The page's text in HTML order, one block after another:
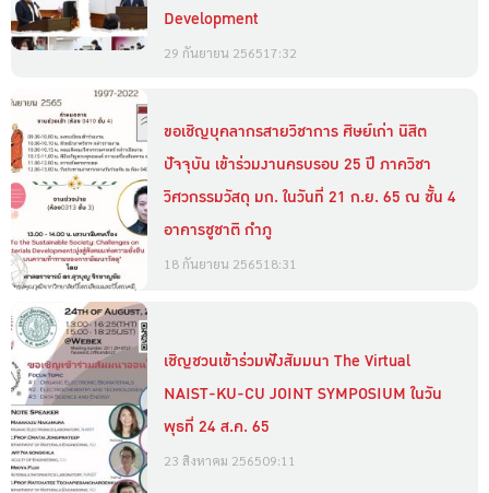
Development
29 กันยายน 256517:32
ขอเชิญบุคลากรสายวิชาการ ศิษย์เก่า นิสิต
ปัจจุบัน เข้าร่วมงานครบรอบ 25 ปี ภาควิชา
วิศวกรรมวัสดุ มก. ในวันที่ 21 ก.ย. 65 ณ ชั้น 4
อาคารชูชาติ กำภู
18 กันยายน 256518:31
เชิญชวนเข้าร่วมฟังสัมมนา The Virtual
NAIST-KU-CU JOINT SYMPOSIUM ในวัน
พุธที่ 24 ส.ค. 65
23 สิงหาคม 256509:11